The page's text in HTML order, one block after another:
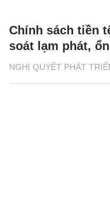
NGHỊ QUYẾT PHÁT
Chính sách tiền
soát lạm phát,